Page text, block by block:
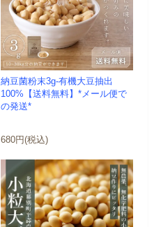
納豆菌粉末3g-有機大豆抽出
100%【送料無料】*メール便で
の発送*
680円(税込)